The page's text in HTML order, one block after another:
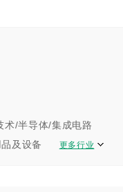
术/半导体/集成电路
及设备
更多行业